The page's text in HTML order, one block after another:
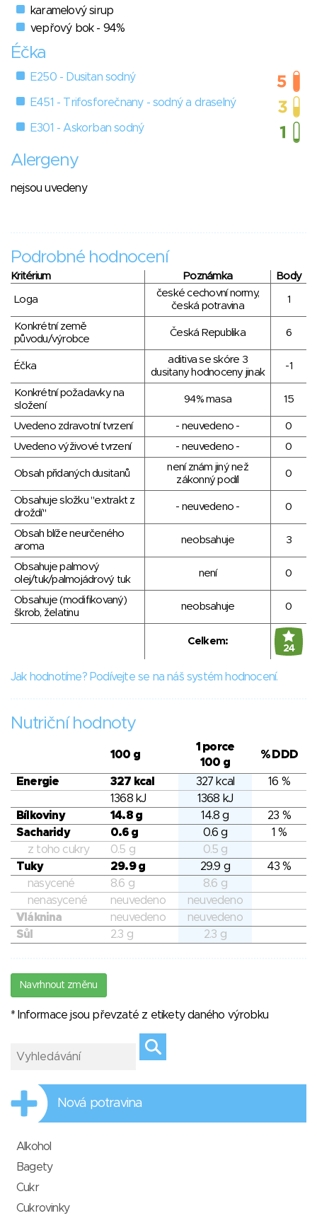
karamelový sirup
vepřový bok - 94%
Éčka
E250 - Dusitan sodný
E451 - Trifosforečnany - sodný a draselný
E301 - Askorban sodný
Alergeny
nejsou uvedeny
Podrobné hodnocení
Kritérium Poznámka Body
Loga
české cechovní normy,
česká potravina
1
Konkrétní země
původu/výrobce
Česká Republika 6
Éčka
aditiva se skóre 3
dusitany hodnoceny jinak
-1
Konkrétní požadavky na
složení
94% masa 15
Uvedeno zdravotní tvrzení - neuvedeno -
0
Uvedeno výživové tvrzení
- neuvedeno - 0
Obsah přidaných dusitanů
není znám jiný než
zákonný podíl
0
Obsahuje složku "extrakt z
droždí"
- neuvedeno - 0
Obsah blíže neurčeného
aroma
neobsahuje 3
Obsahuje palmový
olej/tuk/palmojádrový tuk
není 0
Obsahuje (modifikovaný)
škrob, želatinu
neobsahuje 0
Celkem:
24
Jak hodnotíme? Podívejte se na náš systém hodnocení.
Nutriční hodnoty
100 g
1 porce
100 g
% DDD
Energie 327 kcal 327 kcal
16 %
1368 kJ
1368 kJ
Bílkoviny
14.8 g 14.8 g
23 %
Sacharidy
0.6 g 0.6 g
1 %
z toho cukry
0.5 g
0.5 g
Tuky
29.9 g 29.9 g
43 %
nasycené
8.6 g
8.6 g
nenasycené
neuvedeno
neuvedeno
Vláknina
neuvedeno
neuvedeno
Sůl
2.3 g 2.3 g
Navrhnout změnu
* Informace jsou převzaté z etikety daného výrobku
Nová potravina
Alkohol
Bagety
Cukr
Cukrovinky